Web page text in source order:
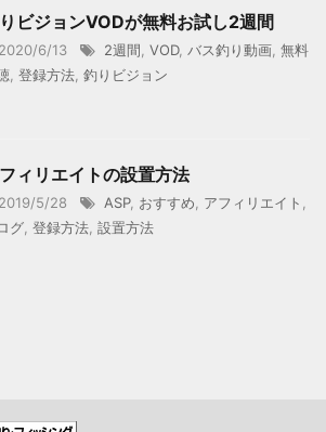
ビジョンVODが無料お試し2週間
2020/6/13 2週間 VOD, バス釣り動画 無料
登録方法 釣りビジョン
ィリエイトの設置方法
2019/5/28 ASP, おすすめ アフィリエイト
グ 登録方法 設置方法